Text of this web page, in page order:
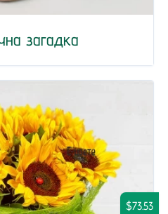
загадка
$73.53